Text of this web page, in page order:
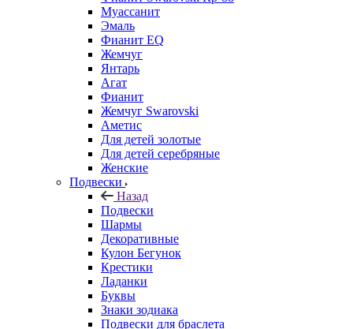
Муассанит
Эмаль
Фианит EQ
Жемчуг
Янтарь
Агат
Фианит
Жемчуг Swarovski
Аметис
Для детей золотые
Для детей серебряные
Женские
Подвески
Назад
Подвески
Шармы
Декоративные
Кулон Бегунок
Крестики
Ладанки
Буквы
Знаки зодиака
Подвески для браслета